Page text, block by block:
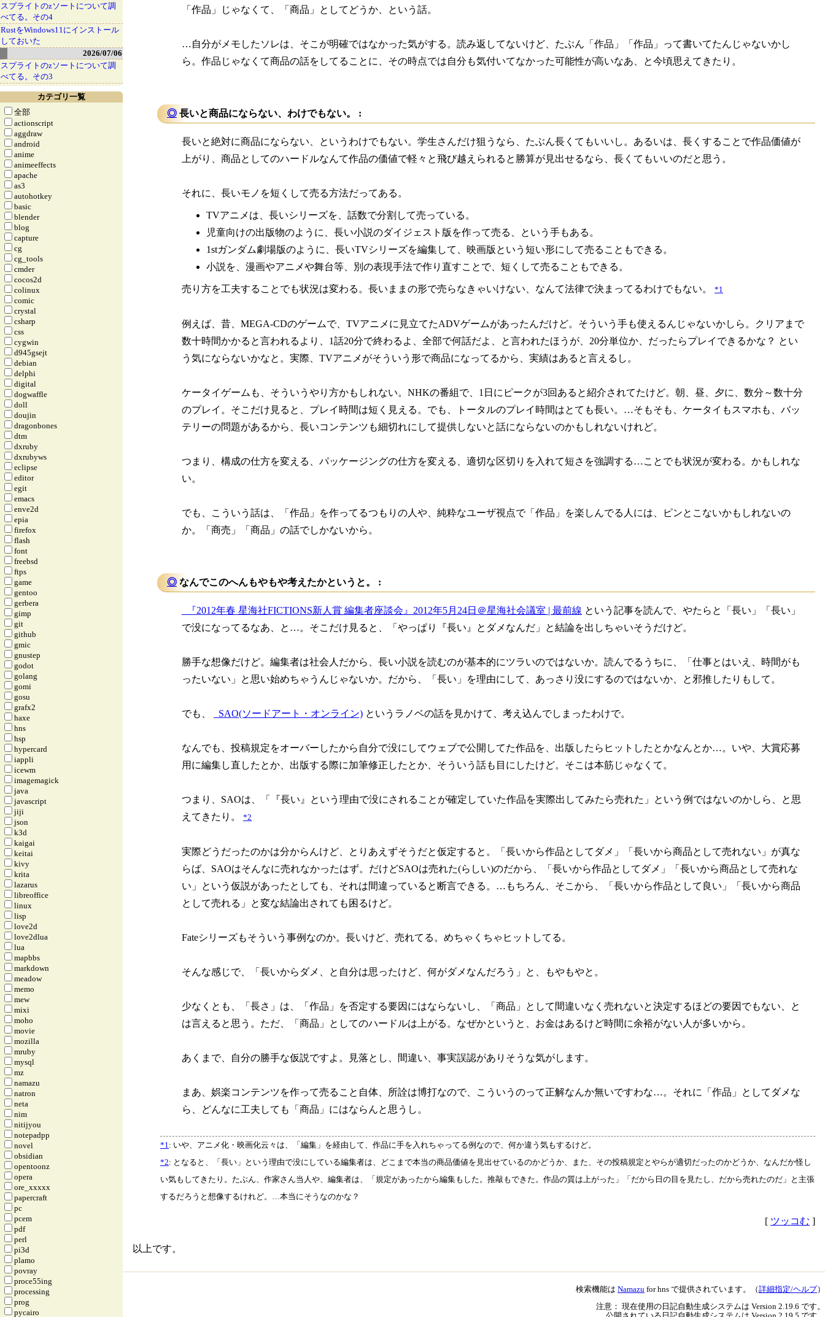
「作品」じゃなくて、「商品」としてどうか、という話。
…自分がメモしたソレは、そこが明確ではなかった気がする。読み返してないけど、たぶん「作品」「作品」って書いてたんじゃないかし
ら。作品じゃなくて商品の話をしてることに、その時点では自分も気付いてなかった可能性が高いなあ、と今頃思えてきたり。
◎ 長いと商品にならない、わけでもない。 :
長いと絶対に商品にならない、というわけでもない。学生さんだけ狙うなら、たぶん長くてもいいし。あるいは、長くすることで作品価値が
上がり、商品としてのハードルなんて作品の価値で軽々と飛び越えられると勝算が見出せるなら、長くてもいいのだと思う。
それに、長いモノを短くして売る方法だってある。
TVアニメは、長いシリーズを、話数で分割して売っている。
児童向けの出版物のように、長い小説のダイジェスト版を作って売る、という手もある。
1stガンダム劇場版のように、長いTVシリーズを編集して、映画版という短い形にして売ることもできる。
小説を、漫画やアニメや舞台等、別の表現手法で作り直すことで、短くして売ることもできる。
売り方を工夫することでも状況は変わる。長いままの形で売らなきゃいけない、なんて法律で決まってるわけでもない。 *1
例えば、昔、MEGA-CDのゲームで、TVアニメに見立てたADVゲームがあったんだけど。そういう手も使えるんじゃないかしら。クリアまで
数十時間かかると言われるより、1話20分で終わるよ、全部で何話だよ、と言われたほうが、20分単位か、だったらプレイできるかな？ とい
う気にならないかなと。実際、TVアニメがそういう形で商品になってるから、実績はあると言えるし。
ケータイゲームも、そういうやり方かもしれない。NHKの番組で、1日にピークが3回あると紹介されてたけど。朝、昼、夕に、数分～数十分
のプレイ。そこだけ見ると、プレイ時間は短く見える。でも、トータルのプレイ時間はとても長い。…そもそも、ケータイもスマホも、バッ
テリーの問題があるから、長いコンテンツも細切れにして提供しないと話にならないのかもしれないけれど。
つまり、構成の仕方を変える、パッケージングの仕方を変える、適切な区切りを入れて短さを強調する…ことでも状況が変わる。かもしれな
い。
でも、こういう話は、「作品」を作ってるつもりの人や、純粋なユーザ視点で「作品」を楽しんでる人には、ピンとこないかもしれないの
か。「商売」「商品」の話でしかないから。
◎ なんでこのへんもやもや考えたかというと。 :
『2012年春 星海社FICTIONS新人賞 編集者座談会』2012年5月24日＠星海社会議室 | 最前線 という記事を読んで、やたらと「長い」「長い」
で没になってるなあ、と…。そこだけ見ると、「やっぱり『長い』とダメなんだ」と結論を出しちゃいそうだけど。
勝手な想像だけど。編集者は社会人だから、長い小説を読むのが基本的にツラいのではないか。読んでるうちに、「仕事とはいえ、時間がも
ったいない」と思い始めちゃうんじゃないか。だから、「長い」を理由にして、あっさり没にするのではないか、と邪推したりもして。
でも、 SAO(ソードアート・オンライン) というラノベの話を見かけて、考え込んでしまったわけで。
なんでも、投稿規定をオーバーしたから自分で没にしてウェブで公開してた作品を、出版したらヒットしたとかなんとか…。いや、大賞応募
用に編集し直したとか、出版する際に加筆修正したとか、そういう話も目にしたけど。そこは本筋じゃなくて。
つまり、SAOは、「『長い』という理由で没にされることが確定していた作品を実際出してみたら売れた」という例ではないのかしら、と思
えてきたり。 *2
実際どうだったのかは分からんけど、とりあえずそうだと仮定すると。「長いから作品としてダメ」「長いから商品として売れない」が真な
らば、SAOはそんなに売れなかったはず。だけどSAOは売れた(らしい)のだから、「長いから作品としてダメ」「長いから商品として売れな
い」という仮説があったとしても、それは間違っていると断言できる。…もちろん、そこから、「長いから作品として良い」「長いから商品
として売れる」と変な結論出されても困るけど。
Fateシリーズもそういう事例なのか。長いけど、売れてる。めちゃくちゃヒットしてる。
そんな感じで、「長いからダメ、と自分は思ったけど、何がダメなんだろう」と、もやもやと。
少なくとも、「長さ」は、「作品」を否定する要因にはならないし、「商品」として間違いなく売れないと決定するほどの要因でもない、と
は言えると思う。ただ、「商品」としてのハードルは上がる。なぜかというと、お金はあるけど時間に余裕がない人が多いから。
あくまで、自分の勝手な仮説ですよ。見落とし、間違い、事実誤認がありそうな気がします。
まあ、娯楽コンテンツを作って売ること自体、所詮は博打なので、こういうのって正解なんか無いですわな…。それに「作品」としてダメな
ら、どんなに工夫しても「商品」にはならんと思うし。
*1: いや、アニメ化・映画化云々は、「編集」を経由して、作品に手を入れちゃってる例なので、何か違う気もするけど。
*2: となると、「長い」という理由で没にしている編集者は、どこまで本当の商品価値を見出せているのかどうか、また、その投稿規定とやらが適切だったのかどうか、なんだか怪し
い気もしてきたり。たぶん、作家さん当人や、編集者は、「規定があったから編集もした。推敲もできた。作品の質は上がった」「だから日の目を見たし、だから売れたのだ」と主張
するだろうと想像するけれど。…本当にそうなのかな？
[ ツッコむ ]
以上です。
スプライトのzソートについて調
べてる。その4
RustをWindows11にインストール
しておいた
2026/07/06
スプライトのzソートについて調
べてる。その3
カテゴリ一覧
全部
actionscript
aggdraw
android
anime
animeeffects
apache
as3
autohotkey
basic
blender
blog
capture
cg
cg_tools
cmder
cocos2d
colinux
comic
crystal
csharp
css
cygwin
d945gsejt
debian
delphi
digital
dogwaffle
doll
doujin
dragonbones
dtm
dxruby
dxrubyws
eclipse
editor
egit
emacs
enve2d
epia
firefox
flash
font
freebsd
ftps
game
gentoo
gerbera
gimp
git
github
gmic
gnustep
godot
golang
gomi
gosu
grafx2
haxe
hns
hsp
hypercard
iappli
icewm
imagemagick
java
javascript
jiji
json
k3d
kaigai
keitai
kivy
krita
lazarus
libreoffice
linux
lisp
love2d
love2dlua
lua
mapbbs
markdown
meadow
memo
mew
mixi
moho
movie
mozilla
mruby
mysql
mz
namazu
natron
neta
nim
nitijyou
notepadpp
novel
obsidian
opentoonz
opera
ore_xxxxx
papercraft
pc
pcem
pdf
perl
pi3d
plamo
povray
proce55ing
processing
prog
pycairo
検索機能は Namazu for hns で提供されています。（詳細指定/ヘルプ）
注意： 現在使用の日記自動生成システムは Version 2.19.6 です。
公開されている日記自動生成システムは Version 2.19.5 です。